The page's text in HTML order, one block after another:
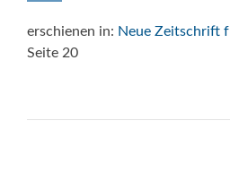
erschienen in: Neue Zeitschrift
Seite 20